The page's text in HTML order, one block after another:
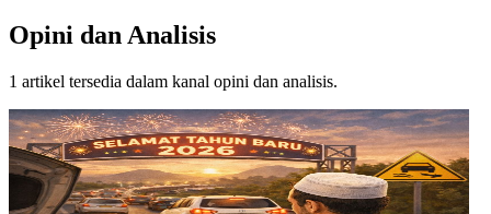
Opini dan Analisis
1 artikel tersedia dalam kanal opini dan analisis.